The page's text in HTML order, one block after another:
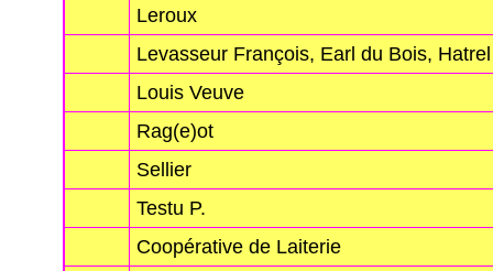
Leroux
Levasseur François, Earl du Bois, Hatrel
Louis Veuve
Rag(e)ot
Sellier
Testu P.
Coopérative de Laiterie